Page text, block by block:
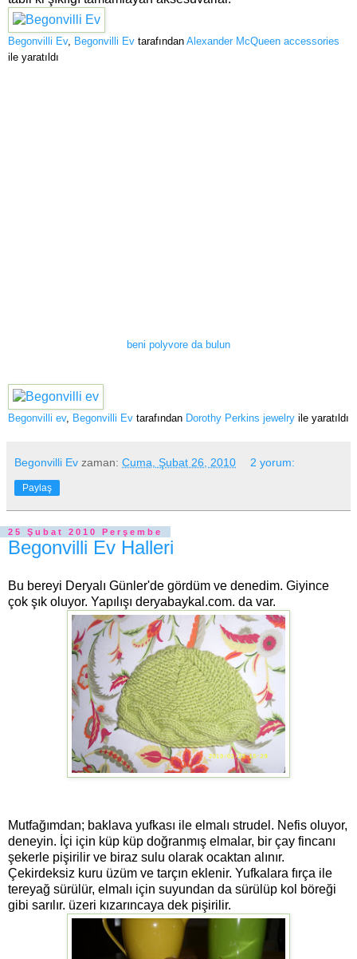
Begonvilli Ev, Begonvilli Ev tarafından Alexander McQueen accessories
ile yaratıldı
beni polyvore da bulun
Begonvilli ev, Begonvilli Ev tarafından Dorothy Perkins jewelry ile yaratıldı
Begonvilli Ev zaman: Cuma, Şubat 26, 2010 2 yorum:
Paylaş
25 Şubat 2010 Perşembe
Begonvilli Ev Halleri
Bu bereyi Deryalı Günler'de gördüm ve denedim. Giyince
çok şık oluyor. Yapılışı deryabaykal.com. da var.
Mutfağımdan; baklava yufkası ile elmalı strudel. Nefis oluyor,
deneyin. İçi için küp küp doğranmış elmalar, bir çay fincanı
şekerle pişirilir ve biraz sulu olarak ocaktan alınır.
Çekirdeksiz kuru üzüm ve tarçın eklenir. Yufkalara fırça ile
tereyağ sürülür, elmalı için suyundan da sürülüp kol böreği
gibi sarılır. üzeri kızarıncaya dek pişirilir.